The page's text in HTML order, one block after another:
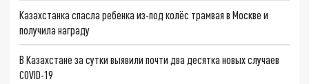
Казахстанка спасла ребенка из-под колёс трамвая в Москве и
получила награду
В Казахстане за сутки выявили почти два десятка новых случаев
COVID-19